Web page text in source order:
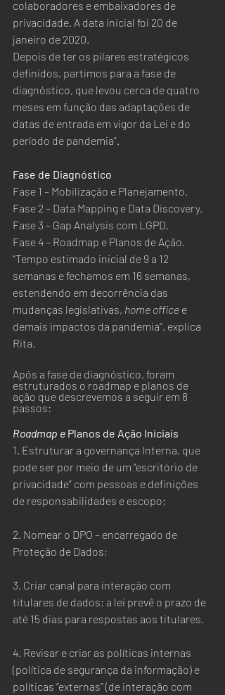
colaboradores e embaixadores de
privacidade. A data inicial foi 20 de
janeiro de 2020.
Depois de ter os pilares estratégicos
definidos, partimos para a fase de
diagnóstico, que levou cerca de quatro
meses em função das adaptações de
datas de entrada em vigor da Lei e do
período de pandemia”.
Fase de Diagnóstico
Fase 1 – Mobilização e Planejamento.
Fase 2 – Data Mapping e Data Discovery.
Fase 3 – Gap Analysis com LGPD.
Fase 4 – Roadmap e Planos de Ação.
“Tempo estimado inicial de 9 a 12
semanas e fechamos em 16 semanas,
estendendo em decorrência das
mudanças legislativas, home office e
demais impactos da pandemia”, explica
Rita.
Após a fase de diagnóstico, foram
estruturados o roadmap e planos de
ação que descrevemos a seguir em 8
passos:
Roadmap e Planos de Ação Iniciais
1. Estruturar a governança Interna, que
pode ser por meio de um “escritório de
privacidade” com pessoas e definições
de responsabilidades e escopo;
2. Nomear o DPO – encarregado de
Proteção de Dados;
3. Criar canal para interação com
titulares de dados; a lei prevê o prazo de
até 15 dias para respostas aos titulares.
4. Revisar e criar as políticas internas
(política de segurança da informação) e
políticas “externas” (de interação com